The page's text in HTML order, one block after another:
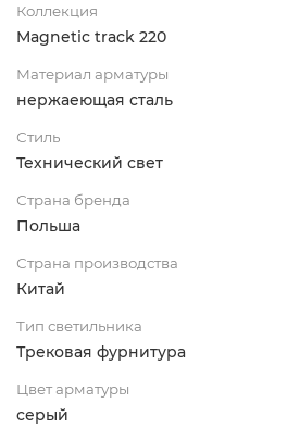
Коллекция
Magnetic track 220
Материал арматуры
нержаеющая сталь
Стиль
Технический свет
Страна бренда
Польша
Страна производства
Китай
Тип светильника
Трековая фурнитура
Цвет арматуры
серый